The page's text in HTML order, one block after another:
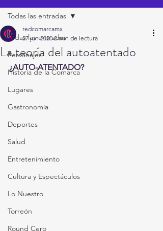
Todas las entradas
Personajes
Historia de la Comarca
Lugares
Gastronomía
Deportes
Salud
Entretenimiento
Cultura y Espectáculos
Lo Nuestro
Torreón
Round Cero
Todas las entradas
La teoría del autoatentado
redcomarcamx
27 jun 2020 2 min de lectura
¿AUTO-ATENTADO?